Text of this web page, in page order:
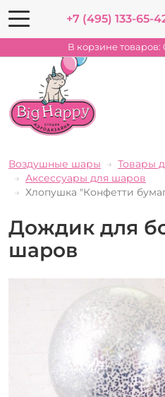
+7 (495) 133-65-
В корзине товаров:
Воздушные шары
Товары
Аксессуары для шаров
Хлопушка "Конфетти
Дождик для
шаров